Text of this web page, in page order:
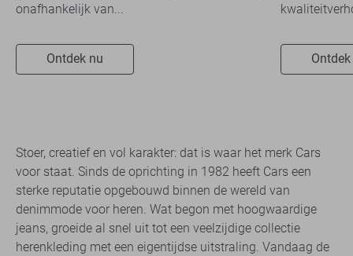
onafhankelijk van...
Ontdek nu
Stoer, creatief en vol karakter: dat is waar het merk Cars
voor staat. Sinds de oprichting in 1982 heeft Cars een
sterke reputatie opgebouwd binnen de wereld van
denimmode voor heren. Wat begon met hoogwaardige
jeans, groeide al snel uit tot een veelzijdige collectie
herenkleding met een eigentijdse uitstraling. Vandaag de